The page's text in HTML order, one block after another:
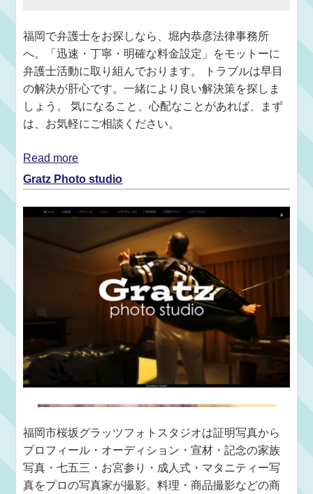
福岡で弁護士をお探しなら、堀内恭彦法律事務所
へ。「迅速・丁寧・明確な料金設定」をモットーに
弁護士活動に取り組んでおります。 トラブルは早目
の解決が肝心です。一緒により良い解決策を探しま
しょう。 気になること、心配なことがあれば、まず
は、お気軽にご相談ください。
Read more
Gratz Photo studio
福岡市桜坂グラッツフォトスタジオは証明写真から
プロフィール・オーディション・宣材・記念の家族
写真・七五三・お宮参り・成人式・マタニティー写
真をプロの写真家が撮影。料理・商品撮影などの商